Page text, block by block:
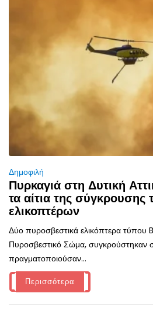
Δημοφιλή
Πυρκαγιά στη Δυτική
τα αίτια της σύγκρουσης
ελικοπτέρων
Δύο πυροσβεστικά ελικόπτερα τύπου
Πυροσβεστικό Σώμα, συγκρούστηκαν
πραγματοποιούσαν...
Περισσότερα